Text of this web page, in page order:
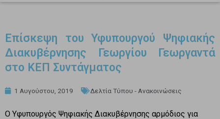
Επίσκεψη του Υφυπουργού Ψηφιακής
Διακυβέρνησης Γεωργίου Γεωργαντά
στο ΚΕΠ Συντάγματος
1 Αυγούστου, 2019 Δελτία Τύπου - Ανακοινώσεις
Ο Υφυπουργός Ψηφιακής Διακυβέρνησης αρμόδιος για